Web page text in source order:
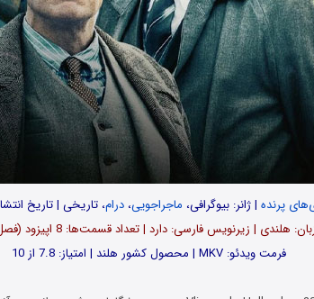
پرنده | ژانر: بیوگرافی، ماجراجویی،درام، تاریخی | تاریخ انتشار:
هلندی | زیرنویس فارسی: دارد | تعداد قسمت‌‌ها: 8 اپیزود (فصل 1)
فرمت ویدئو: MKV | محصول کشور هلند | امتیاز: 7.8 از 10